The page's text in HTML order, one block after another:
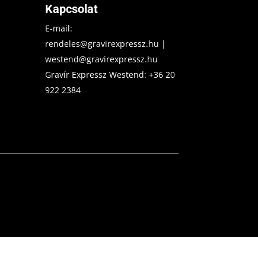
Kapcsolat
E-mail:
rendeles@gravirexpressz.hu |
westend@gravirexpressz.hu
Gravír Expressz Westend:+36 20
922 2384